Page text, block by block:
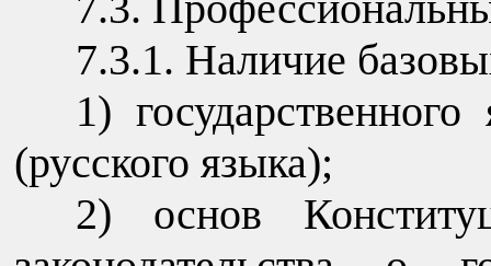
7.3.1. Наличие
1)
(русского языка);
2) основ